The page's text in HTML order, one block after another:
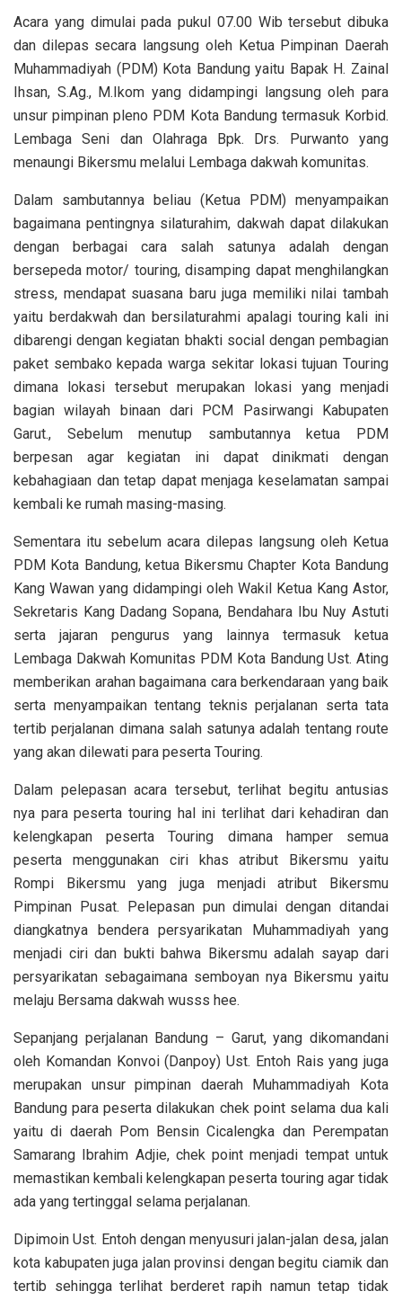
Acara yang dimulai pada pukul 07.00 Wib tersebut dibuka
dan dilepas secara langsung oleh Ketua Pimpinan Daerah
Muhammadiyah (PDM) Kota Bandung yaitu Bapak H. Zainal
Ihsan, S.Ag., M.Ikom yang didampingi langsung oleh para
unsur pimpinan pleno PDM Kota Bandung termasuk Korbid.
Lembaga Seni dan Olahraga Bpk. Drs. Purwanto yang
menaungi Bikersmu melalui Lembaga dakwah komunitas.
Dalam sambutannya beliau (Ketua PDM) menyampaikan
bagaimana pentingnya silaturahim, dakwah dapat dilakukan
dengan berbagai cara salah satunya adalah dengan
bersepeda motor/ touring, disamping dapat menghilangkan
stress, mendapat suasana baru juga memiliki nilai tambah
yaitu berdakwah dan bersilaturahmi apalagi touring kali ini
dibarengi dengan kegiatan bhakti social dengan pembagian
paket sembako kepada warga sekitar lokasi tujuan Touring
dimana lokasi tersebut merupakan lokasi yang menjadi
bagian wilayah binaan dari PCM Pasirwangi Kabupaten
Garut., Sebelum menutup sambutannya ketua PDM
berpesan agar kegiatan ini dapat dinikmati dengan
kebahagiaan dan tetap dapat menjaga keselamatan sampai
kembali ke rumah masing-masing.
Sementara itu sebelum acara dilepas langsung oleh Ketua
PDM Kota Bandung, ketua Bikersmu Chapter Kota Bandung
Kang Wawan yang didampingi oleh Wakil Ketua Kang Astor,
Sekretaris Kang Dadang Sopana, Bendahara Ibu Nuy Astuti
serta jajaran pengurus yang lainnya termasuk ketua
Lembaga Dakwah Komunitas PDM Kota Bandung Ust. Ating
memberikan arahan bagaimana cara berkendaraan yang baik
serta menyampaikan tentang teknis perjalanan serta tata
tertib perjalanan dimana salah satunya adalah tentang route
yang akan dilewati para peserta Touring.
Dalam pelepasan acara tersebut, terlihat begitu antusias
nya para peserta touring hal ini terlihat dari kehadiran dan
kelengkapan peserta Touring dimana hamper semua
peserta menggunakan ciri khas atribut Bikersmu yaitu
Rompi Bikersmu yang juga menjadi atribut Bikersmu
Pimpinan Pusat. Pelepasan pun dimulai dengan ditandai
diangkatnya bendera persyarikatan Muhammadiyah yang
menjadi ciri dan bukti bahwa Bikersmu adalah sayap dari
persyarikatan sebagaimana semboyan nya Bikersmu yaitu
melaju Bersama dakwah wusss hee.
Sepanjang perjalanan Bandung – Garut, yang dikomandani
oleh Komandan Konvoi (Danpoy) Ust. Entoh Rais yang juga
merupakan unsur pimpinan daerah Muhammadiyah Kota
Bandung para peserta dilakukan chek point selama dua kali
yaitu di daerah Pom Bensin Cicalengka dan Perempatan
Samarang Ibrahim Adjie, chek point menjadi tempat untuk
memastikan kembali kelengkapan peserta touring agar tidak
ada yang tertinggal selama perjalanan.
Dipimoin Ust. Entoh dengan menyusuri jalan-jalan desa, jalan
kota kabupaten juga jalan provinsi dengan begitu ciamik dan
tertib sehingga terlihat berderet rapih namun tetap tidak